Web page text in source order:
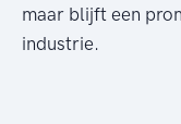
maar blijft een
industrie.